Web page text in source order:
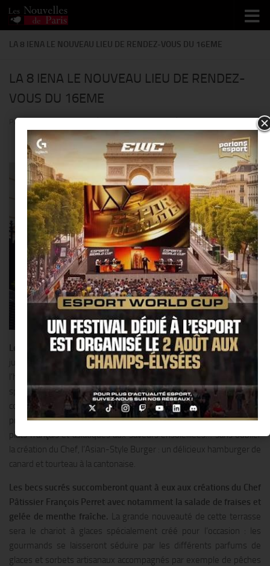
Skip to content
LA 8 IENA LE NOUVEAU LIEU DE RENDEZ-VOUS DU 16EME
LA 8 IENA LE NOUVEAU LIEU DE RENDEZ-
VOUS DU 16EME
PAR
Le Shangri-La Hotel, Paris dévoile ses plus beaux atours dès le 2
juin avec La 8 Iéna, sa nouvelle terrasse située dans l’avant-cour de
spécialement imaginée par le Chef Exécutif Philippe Labbé
comblera les petites et les grandes faims :salades légères et
printanières comme la Salade de crabe au pamplemousse rose,
plats français et asiatiques aux saveurs ensoleillées… sans oublier
la création du Chef, l’Asian-Style Burger : un délicieux hamburger de
canard et tourteau à la cantonaise.
Les becs sucrés succomberont quant à eux aux créations du Chef
Pâtissier François Perret avec notamment la salade de fraises et
gelée de menthe fraîche. La grande nouveauté de cette terrasse
sera le chariot à glaces spécialement créé pour l’occasion : les
gourmands se laisseront séduire par les différents parfums de
glaces et sorbets artisanaux accompagnés par exemple de pêches